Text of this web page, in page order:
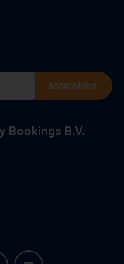
aanmelden
Bookings B.V.